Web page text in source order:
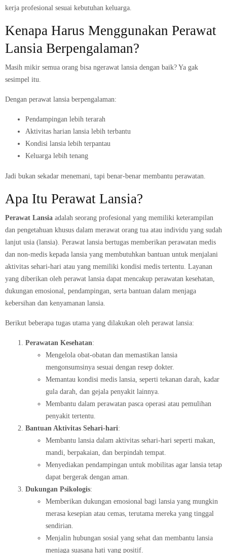
kerja profesional sesuai kebutuhan keluarga.
Kenapa Harus Menggunakan Perawat
Lansia Berpengalaman?
Masih mikir semua orang bisa ngerawat lansia dengan baik? Ya gak
sesimpel itu.
Dengan perawat lansia berpengalaman:
Pendampingan lebih terarah
Aktivitas harian lansia lebih terbantu
Kondisi lansia lebih terpantau
Keluarga lebih tenang
Jadi bukan sekadar menemani, tapi benar-benar membantu perawatan.
Apa Itu Perawat Lansia?
Perawat Lansia adalah seorang profesional yang memiliki keterampilan
dan pengetahuan khusus dalam merawat orang tua atau individu yang sudah
lanjut usia (lansia). Perawat lansia bertugas memberikan perawatan medis
dan non-medis kepada lansia yang membutuhkan bantuan untuk menjalani
aktivitas sehari-hari atau yang memiliki kondisi medis tertentu. Layanan
yang diberikan oleh perawat lansia dapat mencakup perawatan kesehatan,
dukungan emosional, pendampingan, serta bantuan dalam menjaga
kebersihan dan kenyamanan lansia.
Berikut beberapa tugas utama yang dilakukan oleh perawat lansia:
Perawatan Kesehatan:
Mengelola obat-obatan dan memastikan lansia
mengonsumsinya sesuai dengan resep dokter.
Memantau kondisi medis lansia, seperti tekanan darah, kadar
gula darah, dan gejala penyakit lainnya.
Membantu dalam perawatan pasca operasi atau pemulihan
penyakit tertentu.
Bantuan Aktivitas Sehari-hari:
Membantu lansia dalam aktivitas sehari-hari seperti makan,
mandi, berpakaian, dan berpindah tempat.
Menyediakan pendampingan untuk mobilitas agar lansia tetap
dapat bergerak dengan aman.
Dukungan Psikologis:
Memberikan dukungan emosional bagi lansia yang mungkin
merasa kesepian atau cemas, terutama mereka yang tinggal
sendirian.
Menjalin hubungan sosial yang sehat dan membantu lansia
menjaga suasana hati yang positif.